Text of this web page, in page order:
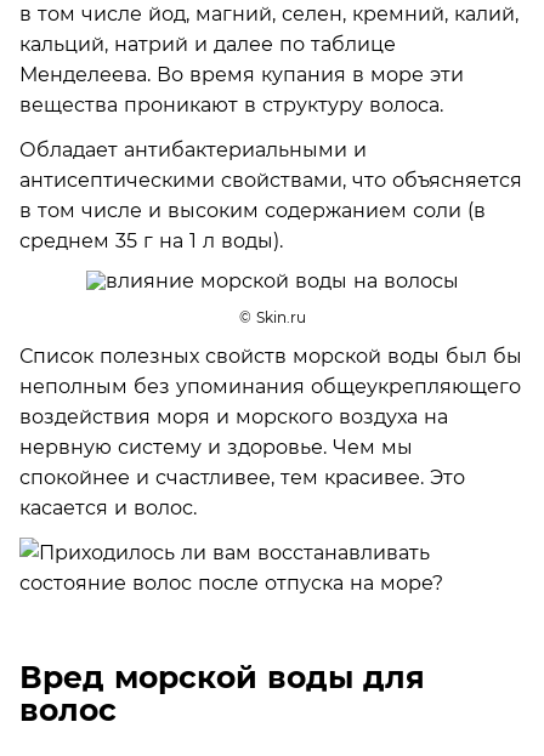
в том числе йод, магний, селен, кремний, калий,
кальций, натрий и далее по таблице
Менделеева. Во время купания в море эти
вещества проникают в структуру волоса.
Обладает антибактериальными и
антисептическими свойствами, что объясняется
в том числе и высоким содержанием соли (в
среднем 35 г на 1 л воды).
© Skin.ru
Список полезных свойств морской воды был бы
неполным без упоминания общеукрепляющего
воздействия моря и морского воздуха на
нервную систему и здоровье. Чем мы
спокойнее и счастливее, тем красивее. Это
касается и волос.
Вред морской воды для
волос